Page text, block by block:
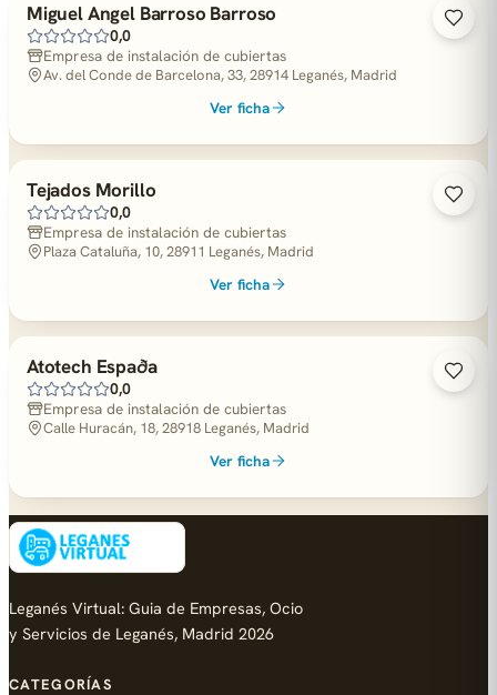
Miguel Angel Barroso Barroso
0,0
Empresa de instalación de cubiertas
Av. del Conde de Barcelona, 33, 28914 Leganés, Madrid
Ver ficha
Tejados Morillo
0,0
Empresa de instalación de cubiertas
Plaza Cataluña, 10, 28911 Leganés, Madrid
Ver ficha
Atotech Espaða
0,0
Empresa de instalación de cubiertas
Calle Huracán, 18, 28918 Leganés, Madrid
Ver ficha
Leganés Virtual: Guia de Empresas, Ocio
y Servicios de Leganés, Madrid 2026
CATEGORÍAS